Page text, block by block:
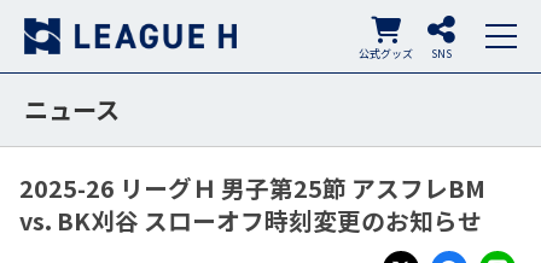
SNS
公式グッズ
ニュース
2025-26 リーグＨ 男子第25節 アスフレBM
vs. BK刈谷 スローオフ時刻変更のお知らせ